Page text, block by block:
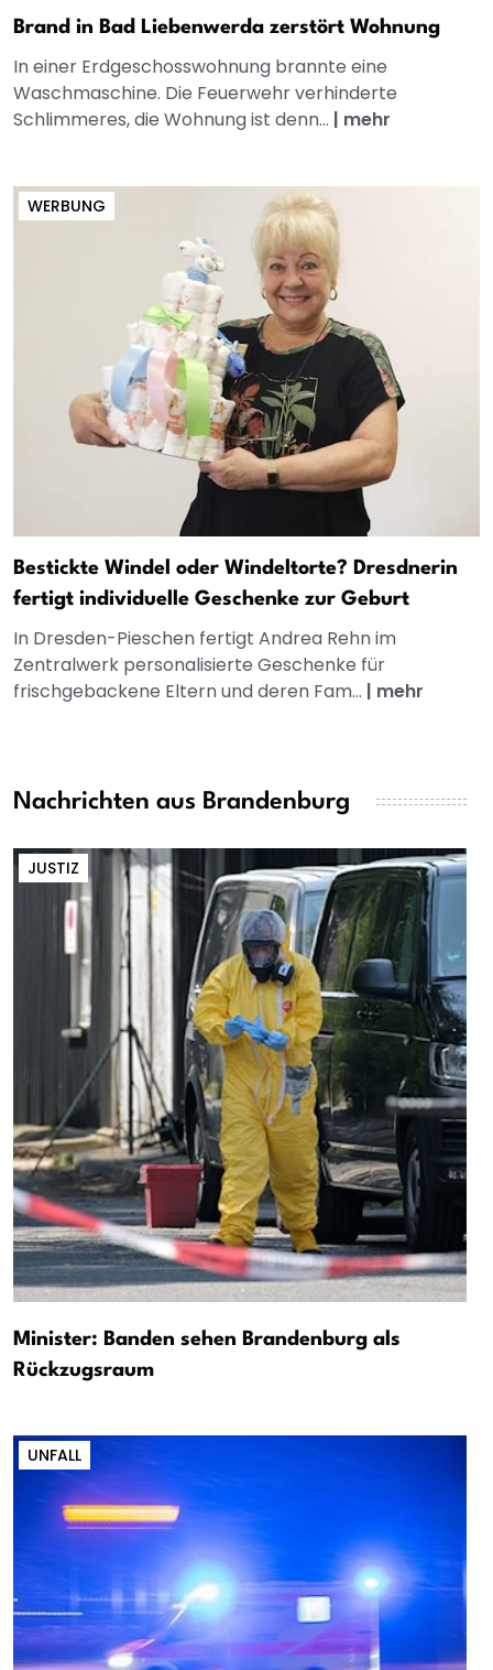
Brand in Bad Liebenwerda zerstört Wohnung
In einer Erdgeschosswohnung brannte eine
Waschmaschine. Die Feuerwehr verhinderte
Schlimmeres, die Wohnung ist denn... | mehr
WERBUNG
Bestickte Windel oder Windeltorte? Dresdnerin
fertigt individuelle Geschenke zur Geburt
In Dresden-Pieschen fertigt Andrea Rehn im
Zentralwerk personalisierte Geschenke für
frischgebackene Eltern und deren Fam... | mehr
Nachrichten aus Brandenburg
JUSTIZ
Minister: Banden sehen Brandenburg als
Rückzugsraum
UNFALL